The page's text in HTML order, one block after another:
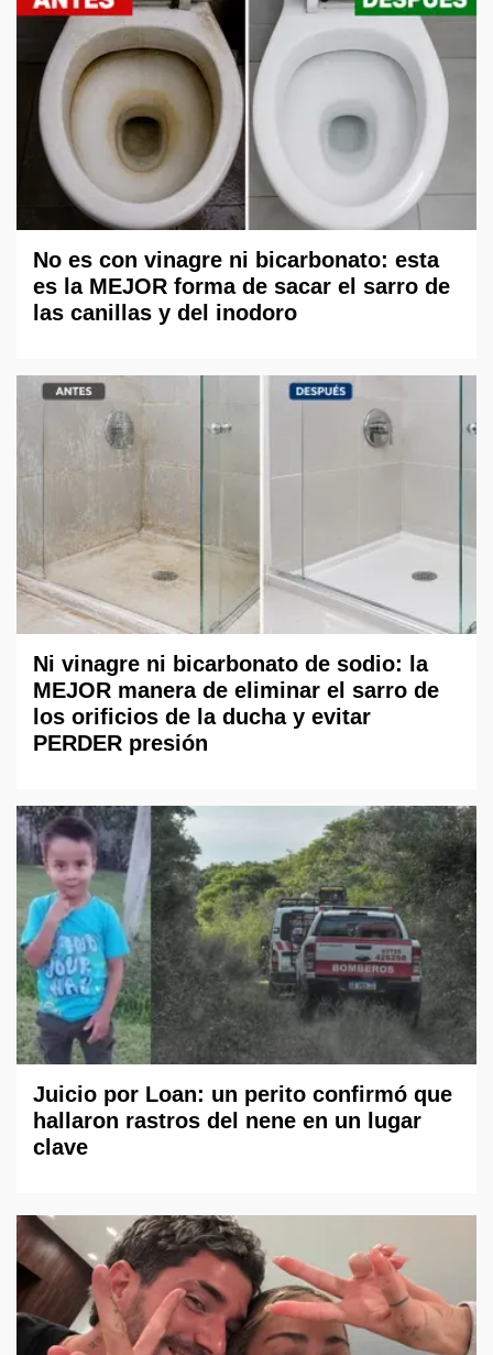
No es con vinagre ni bicarbonato: esta
es la MEJOR forma de sacar el sarro de
las canillas y del inodoro
Ni vinagre ni bicarbonato de sodio: la
MEJOR manera de eliminar el sarro de
los orificios de la ducha y evitar
PERDER presión
Juicio por Loan: un perito confirmó que
hallaron rastros del nene en un lugar
clave